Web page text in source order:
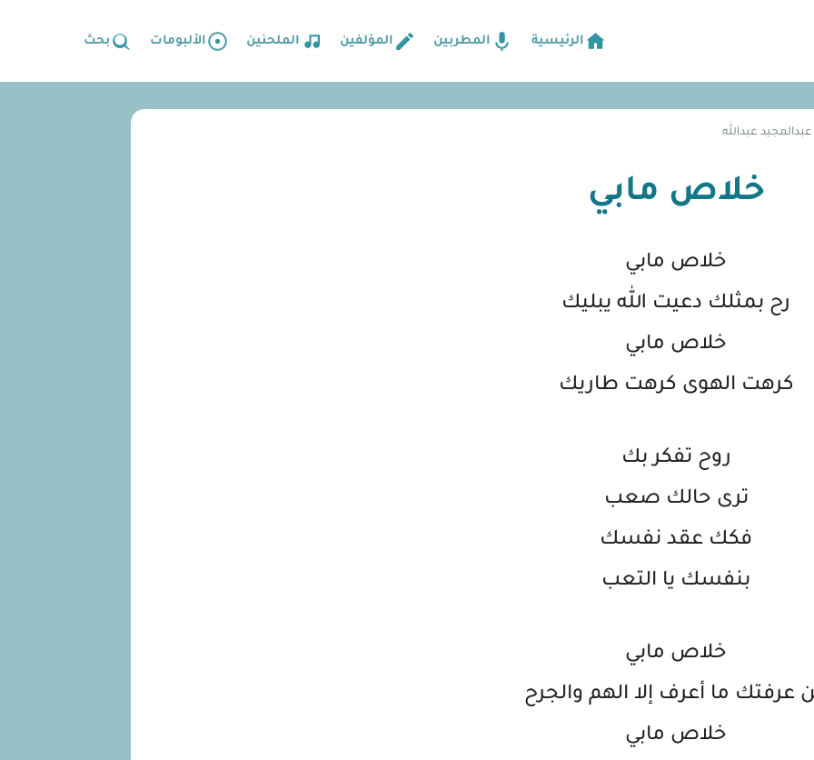
الرئيسية المطربين المؤلفين الملحنين الألبومات بحث
عبدالله
خلاص مابي
خلاص مابي
رح بمثلك دعيت الله يبليك
خلاص مابي
كرهت الهوى كرهت طاريك
روح تفكر بك
ترى حالك صعب
فكك عقد نفسك
بنفسك يا التعب
خلاص مابي
عرفتك ما أعرف إلا الهم والجرح
خلاص مابي